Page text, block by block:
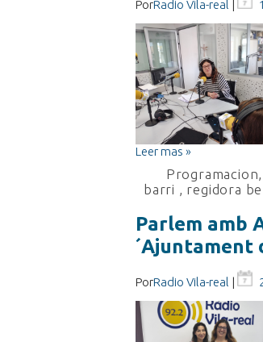
PorRadio Vila-real |
Leer mas »
Programacion,
barri , regidora
Parlem amb
´Ajuntament
PorRadio Vila-real |